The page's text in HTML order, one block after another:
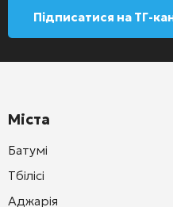
Підписатися на ТГ-
Міста
Батумі
Тбілісі
Аджарія